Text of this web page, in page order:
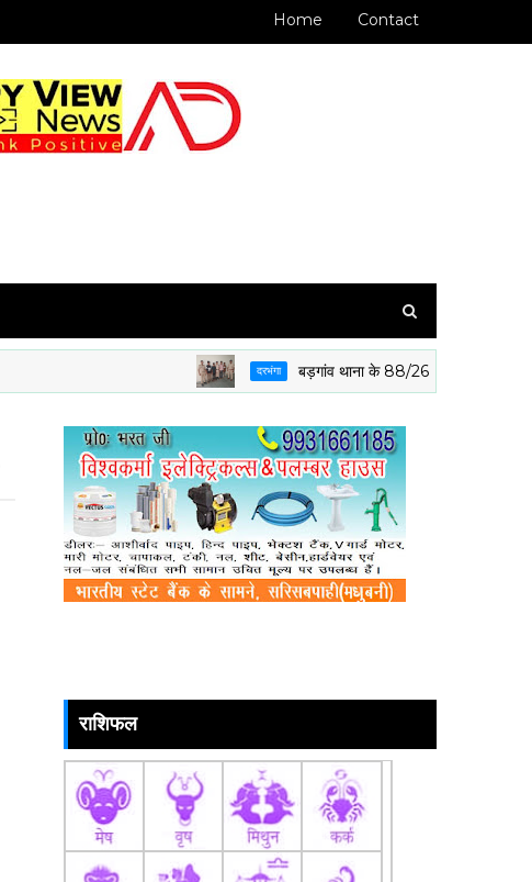
Home Contact
दरभंगा बड़गांव थाना के 88/26 मामले के आरोपी पुलिस
राशिफल